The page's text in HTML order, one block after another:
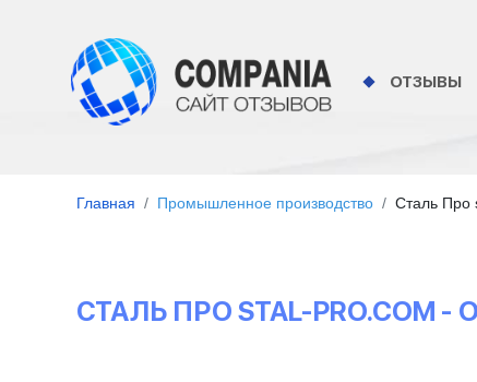
ОТЗЫВЫ
Главная Промышленное производство Сталь Про
СТАЛЬ ПРО STAL-